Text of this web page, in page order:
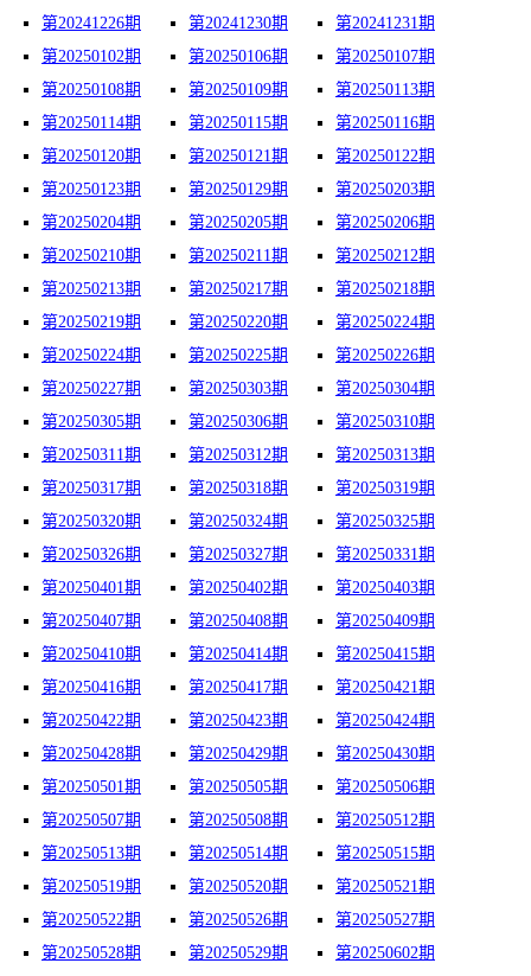
第20241226期
第20241230期
第20241231期
第20250102期
第20250106期
第20250107期
第20250108期
第20250109期
第20250113期
第20250114期
第20250115期
第20250116期
第20250120期
第20250121期
第20250122期
第20250123期
第20250129期
第20250203期
第20250204期
第20250205期
第20250206期
第20250210期
第20250211期
第20250212期
第20250213期
第20250217期
第20250218期
第20250219期
第20250220期
第20250224期
第20250224期
第20250225期
第20250226期
第20250227期
第20250303期
第20250304期
第20250305期
第20250306期
第20250310期
第20250311期
第20250312期
第20250313期
第20250317期
第20250318期
第20250319期
第20250320期
第20250324期
第20250325期
第20250326期
第20250327期
第20250331期
第20250401期
第20250402期
第20250403期
第20250407期
第20250408期
第20250409期
第20250410期
第20250414期
第20250415期
第20250416期
第20250417期
第20250421期
第20250422期
第20250423期
第20250424期
第20250428期
第20250429期
第20250430期
第20250501期
第20250505期
第20250506期
第20250507期
第20250508期
第20250512期
第20250513期
第20250514期
第20250515期
第20250519期
第20250520期
第20250521期
第20250522期
第20250526期
第20250527期
第20250528期
第20250529期
第20250602期